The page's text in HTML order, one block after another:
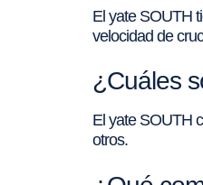
El yate SOUTH
velocidad de
¿Cuáles
El yate SOUTH
otros.